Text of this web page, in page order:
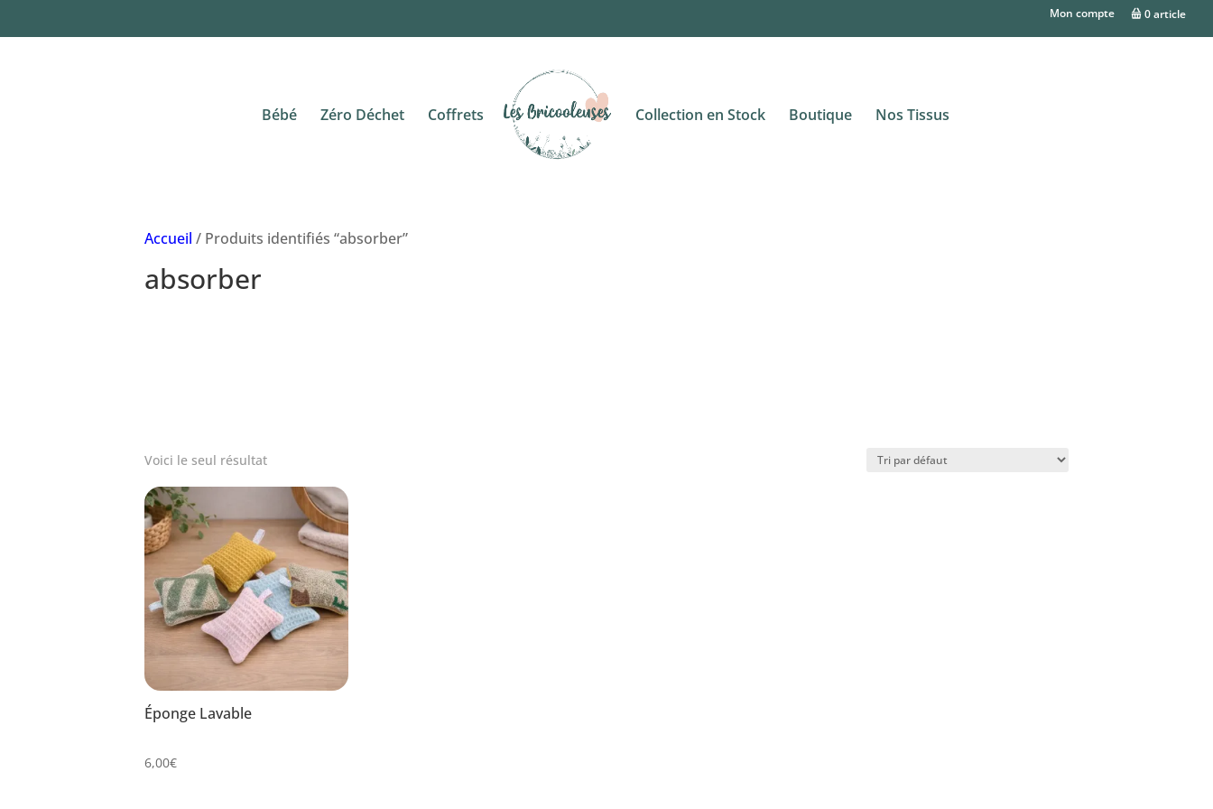
Mon compte 0 article
Bébé Zéro Déchet Coffrets Collection en Stock Boutique Nos Tissus
Accueil / Produits identifiés “absorber”
absorber
Voici le seul résultat
Éponge Lavable
6,00€